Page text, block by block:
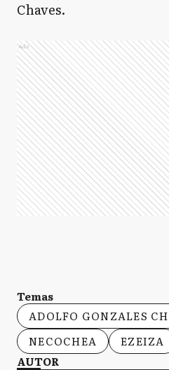
Chaves.
Ads
Temas
ADOLFO GONZALES
NECOCHEA
EZEIZA
AUTOR